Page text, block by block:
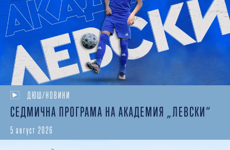
ДЮШ/НОВИНИ
СЕДМИЧНА ПРОГРАМА НА АКАДЕМИЯ „ЛЕВСКИ“
5 август 2026